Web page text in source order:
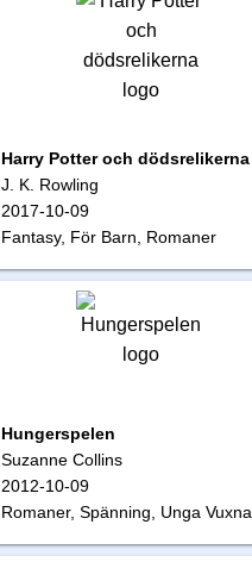
Harry Potter och dödsrelikerna
J. K. Rowling
2017-10-09
Fantasy, För Barn, Romaner
Hungerspelen
Suzanne Collins
2012-10-09
Romaner, Spänning, Unga Vuxna